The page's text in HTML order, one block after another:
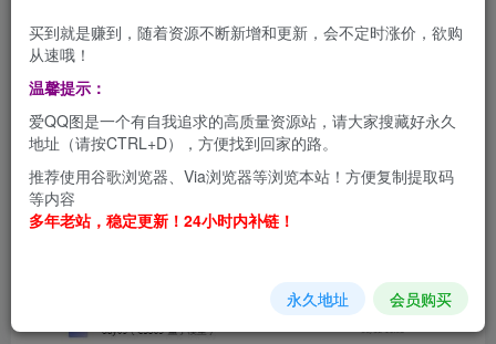
买到就是赚到，随着资源不断新增和更新，会不定时涨价，欲购
从速哦！
温馨提示：
爱QQ图是一个有自我追求的高质量资源站，请大家搜藏好永久
地址（请按CTRL+D），方便找到回家的路。
推荐使用谷歌浏览器、Via浏览器等浏览本站！方便复制提取码
等内容
多年老站，稳定更新！24小时内补链！
永久地址 会员购买